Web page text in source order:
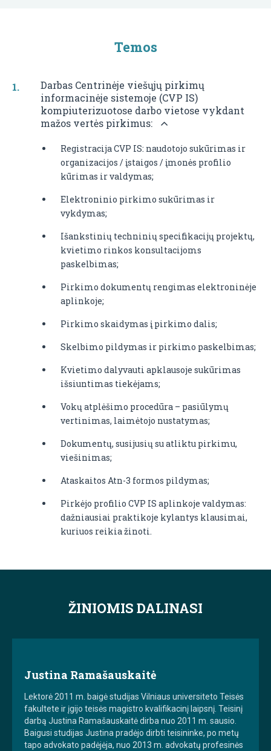
Temos
Darbas Centrinėje viešųjų pirkimų
informacinėje sistemoje (CVP IS)
kompiuterizuotose darbo vietose vykdant
mažos vertės pirkimus:
Registracija CVP IS: naudotojo sukūrimas ir
organizacijos / įstaigos / įmonės profilio
kūrimas ir valdymas;
Elektroninio pirkimo sukūrimas ir
vykdymas;
Išankstinių techninių specifikacijų projektų,
kvietimo rinkos konsultacijoms
paskelbimas;
Pirkimo dokumentų rengimas elektroninėje
aplinkoje;
Pirkimo skaidymas į pirkimo dalis;
Skelbimo pildymas ir pirkimo paskelbimas;
Kvietimo dalyvauti apklausoje sukūrimas
išsiuntimas tiekėjams;
Vokų atplėšimo procedūra – pasiūlymų
vertinimas, laimėtojo nustatymas;
Dokumentų, susijusių su atliktu pirkimu,
viešinimas;
Ataskaitos Atn-3 formos pildymas;
Pirkėjo profilio CVP IS aplinkoje valdymas:
dažniausiai praktikoje kylantys klausimai,
kuriuos reikia žinoti.
ŽINIOMIS DALINASI
Justina Ramašauskaitė
Lektorė 2011 m. baigė studijas Vilniaus universiteto Teisės
fakultete ir įgijo teisės magistro kvalifikacinį laipsnį. Teisinį
darbą Justina Ramašauskaitė dirba nuo 2011 m. sausio.
Baigusi studijas Justina pradėjo dirbti teisininke, po metų
tapo advokato padėjėja, nuo 2013 m. advokatų profesinės